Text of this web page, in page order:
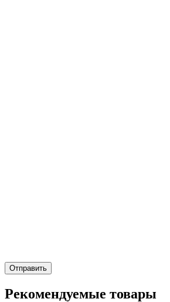
Отправить
Рекомендуемые товары